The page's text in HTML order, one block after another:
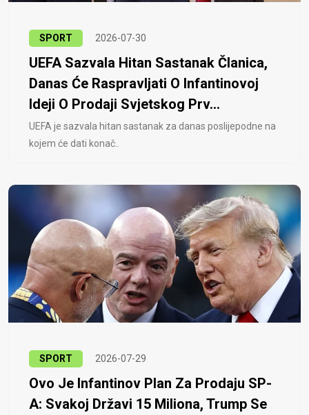
SPORT 2026-07-30
UEFA Sazvala Hitan Sastanak Članica,
Danas Će Raspravljati O Infantinovoj
Ideji O Prodaji Svjetskog Prv...
UEFA je sazvala hitan sastanak za danas poslijepodne na
kojem će dati konač..
SPORT 2026-07-29
Ovo Je Infantinov Plan Za Prodaju SP-
A: Svakoj Državi 15 Miliona, Trump Se